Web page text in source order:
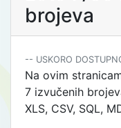
brojeva
-- USKORO
Na ovim
7 izvučenih
XLS, CSV, SQL,